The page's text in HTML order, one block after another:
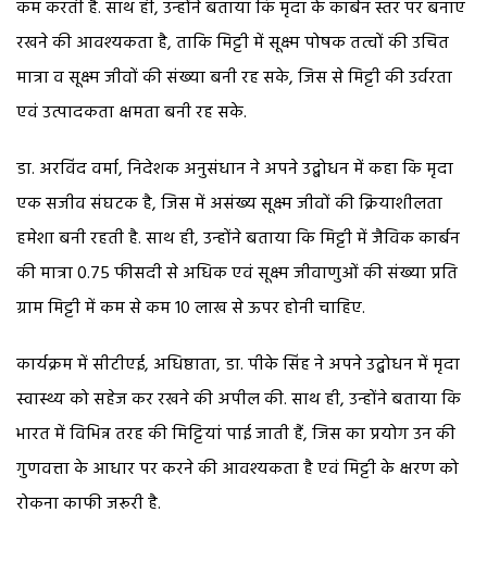
कम करती है. साथ ही, उन्होंने बताया कि मृदा के कार्बन स्तर पर बनाए
रखने की आवश्यकता है, ताकि मिट्टी में सूक्ष्म पोषक तत्वों की उचित
मात्रा व सूक्ष्म जीवों की संख्या बनी रह सके, जिस से मिट्टी की उर्वरता
एवं उत्पादकता क्षमता बनी रह सके.
डा. अरविंद वर्मा, निदेशक अनुसंधान ने अपने उद्बोधन में कहा कि मृदा
एक सजीव संघटक है, जिस में असंख्य सूक्ष्म जीवों की क्रियाशीलता
हमेशा बनी रहती है. साथ ही, उन्होंने बताया कि मिट्टी में जैविक कार्बन
की मात्रा 0.75 फीसदी से अधिक एवं सूक्ष्म जीवाणुओं की संख्या प्रति
ग्राम मिट्टी में कम से कम 10 लाख से ऊपर होनी चाहिए.
कार्यक्रम में सीटीएई, अधिष्ठाता, डा. पीके सिंह ने अपने उद्बोधन में मृदा
स्वास्थ्य को सहेज कर रखने की अपील की. साथ ही, उन्होंने बताया कि
भारत में विभिन्न तरह की मिट्टियां पाई जाती हैं, जिस का प्रयोग उन की
गुणवत्ता के आधार पर करने की आवश्यकता है एवं मिट्टी के क्षरण को
रोकना काफी जरूरी है.